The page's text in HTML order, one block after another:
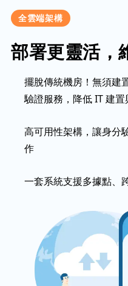
全雲端架構
部署更靈活，
擺脫傳統機房！無須建
驗證服務，降低 IT 建
高可用性架構，讓身分
作
一套系統支援多據點、